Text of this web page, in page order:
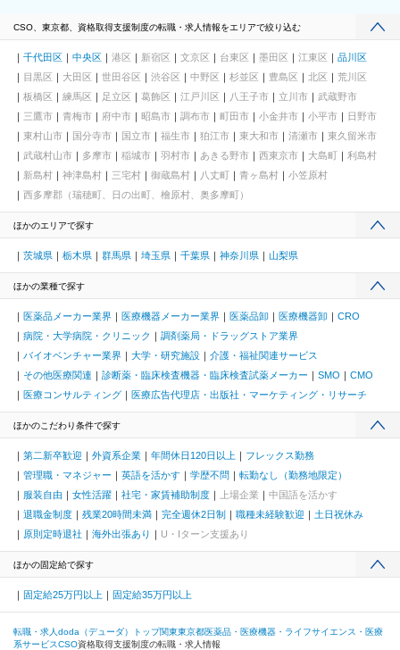
CSO、東京都、資格取得支援制度の転職・求人情報をエリアで絞り込む
千代田区 中央区 港区 新宿区 文京区 台東区 墨田区 江東区
品川区
目黒区
大田区 世田谷区 渋谷区 中野区 杉並区 豊島区 北区
荒川区
板橋区
練馬区 足立区 葛飾区 江戸川区 八王子市 立川市
武蔵野市
三鷹市
青梅市 府中市 昭島市 調布市 町田市 小金井市 小平市
日野市
東村山市
国分寺市 国立市 福生市 狛江市 東大和市 清瀬市
東久留米市
武蔵村山市
多摩市 稲城市 羽村市 あきる野市 西東京市 大島町
利島村
新島村
神津島村 三宅村 御蔵島村 八丈町 青ヶ島村
小笠原村
西多摩郡（瑞穂町、日の出町、檜原村、奥多摩町）
ほかのエリアで探す
茨城県 栃木県 群馬県 埼玉県 千葉県 神奈川県 山梨県
ほかの業種で探す
医薬品メーカー業界 医療機器メーカー業界 医薬品卸 医療機器卸
CRO
病院・大学病院・クリニック
調剤薬局・ドラッグストア業界
バイオベンチャー業界
大学・研究施設
介護・福祉関連サービス
その他医療関連
診断薬・臨床検査機器・臨床検査試薬メーカー SMO
CMO
医療コンサルティング
医療広告代理店・出版社・マーケティング・リサーチ
ほかのこだわり条件で探す
第二新卒歓迎 外資系企業 年間休日120日以上
フレックス勤務
管理職・マネジャー
英語を活かす 学歴不問
転勤なし（勤務地限定）
服装自由
女性活躍 社宅・家賃補助制度 上場企業
中国語を活かす
退職金制度
残業20時間未満 完全週休2日制 職種未経験歓迎
土日祝休み
原則定時退社
海外出張あり U・Iターン支援あり
ほかの固定給で探す
固定給25万円以上 固定給35万円以上
転職・求人doda（デューダ）トップ関東東京都医薬品・医療機器・ライフサイエンス・医療
系サービスCSO資格取得支援制度の転職・求人情報